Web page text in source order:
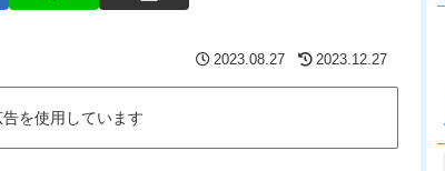
2023.08.27 2023.12.27
を使用しています